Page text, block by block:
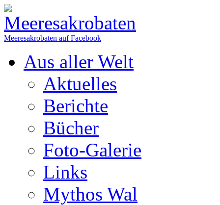
Meeresakrobaten auf Facebook
Aus aller Welt
Aktuelles
Berichte
Bücher
Foto-Galerie
Links
Mythos Wal